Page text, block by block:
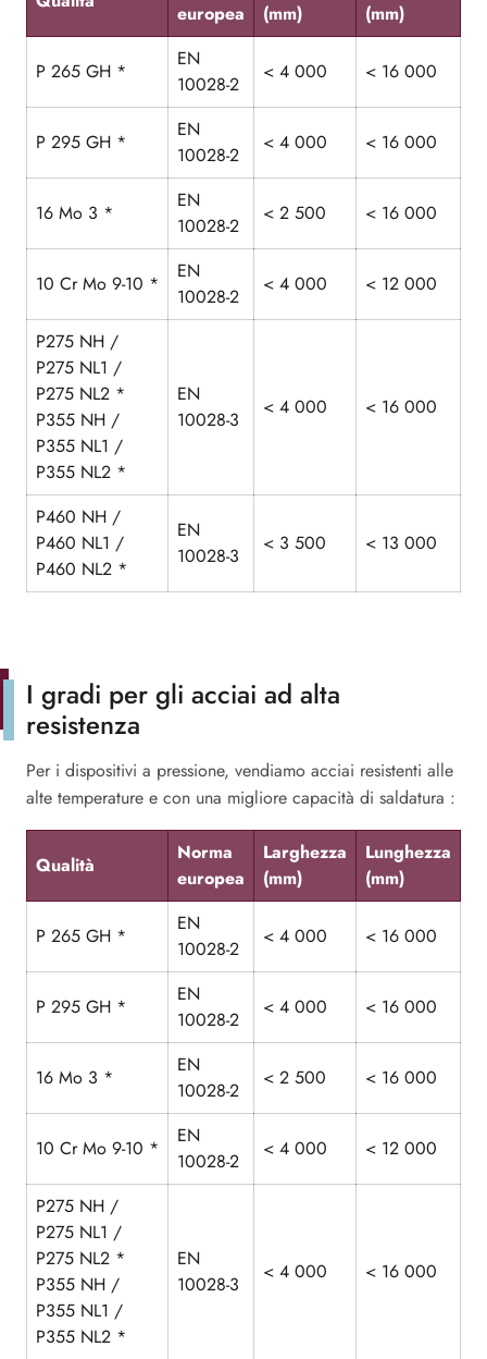
europea
(mm)
(mm)
P 265 GH *
EN
10028-2
< 4 000 < 16 000
P 295 GH *
EN
10028-2
< 4 000 < 16 000
16 Mo 3 *
EN
10028-2
< 2 500 < 16 000
10 Cr Mo 9-10 *
EN
10028-2
< 4 000 < 12 000
P275 NH /
P275 NL1 /
P275 NL2 *
P355 NH /
P355 NL1 /
P355 NL2 *
EN
10028-3
< 4 000 < 16 000
P460 NH /
P460 NL1 /
P460 NL2 *
EN
10028-3
< 3 500 < 13 000
I gradi per gli acciai ad alta
resistenza
Per i dispositivi a pressione, vendiamo acciai resistenti alle
alte temperature e con una migliore capacità di saldatura :
Qualità
Norma
europea
Larghezza
(mm)
Lunghezza
(mm)
P 265 GH *
EN
10028-2
< 4 000 < 16 000
P 295 GH *
EN
10028-2
< 4 000 < 16 000
16 Mo 3 *
EN
10028-2
< 2 500 < 16 000
10 Cr Mo 9-10 *
EN
10028-2
< 4 000 < 12 000
P275 NH /
P275 NL1 /
P275 NL2 *
P355 NH /
P355 NL1 /
P355 NL2 *
EN
10028-3
< 4 000 < 16 000